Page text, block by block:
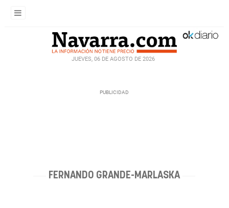
JUEVES, 06 DE AGOSTO DE 2026
FERNANDO GRANDE-MARLASKA